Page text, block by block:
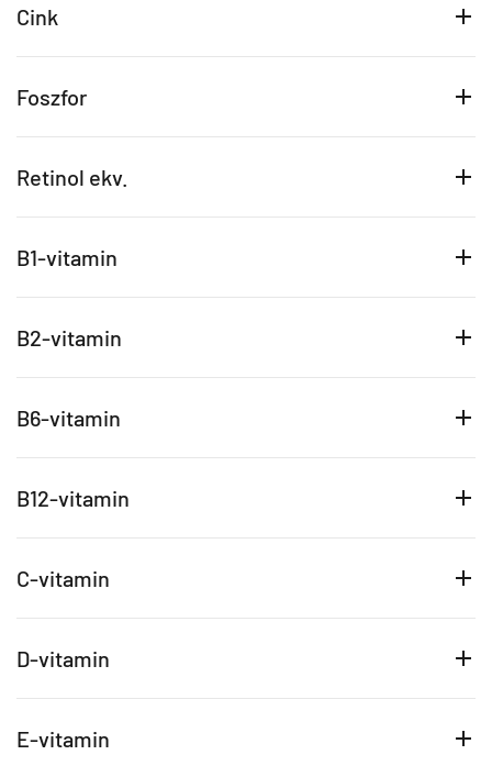
Cink
Foszfor
Retinol ekv.
B1-vitamin
B2-vitamin
B6-vitamin
B12-vitamin
C-vitamin
D-vitamin
E-vitamin